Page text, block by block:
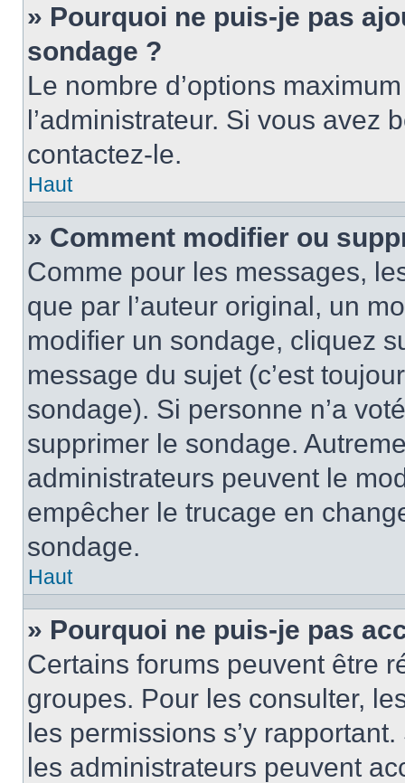
» Pourquoi ne puis-je pas
sondage ?
Le nombre d’options
l’administrateur. Si vous avez
contactez-le.
Haut
» Comment modifier ou
Comme pour les messages,
que par l’auteur original, un
modifier un sondage, cliquez
message du sujet (c’est
sondage). Si personne n’a
supprimer le sondage.
administrateurs peuvent le
empêcher le trucage en
sondage.
Haut
» Pourquoi ne puis-je pas
Certains forums peuvent être
groupes. Pour les consulter,
les permissions s’y
les administrateurs peuvent